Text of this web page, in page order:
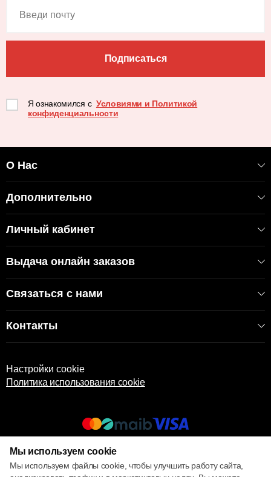
Подписаться
Я ознакомился с Условиями и Политикой
конфиденциальности
О Нас
Дополнительно
Личный кабинет
Выдача онлайн заказов
Связаться с нами
Контакты
Настройки cookie
Политика использования cookie
© 2017 – 2026 ECOM
Мы используем cookie
Мы используем файлы cookie, чтобы улучшить работу сайта,